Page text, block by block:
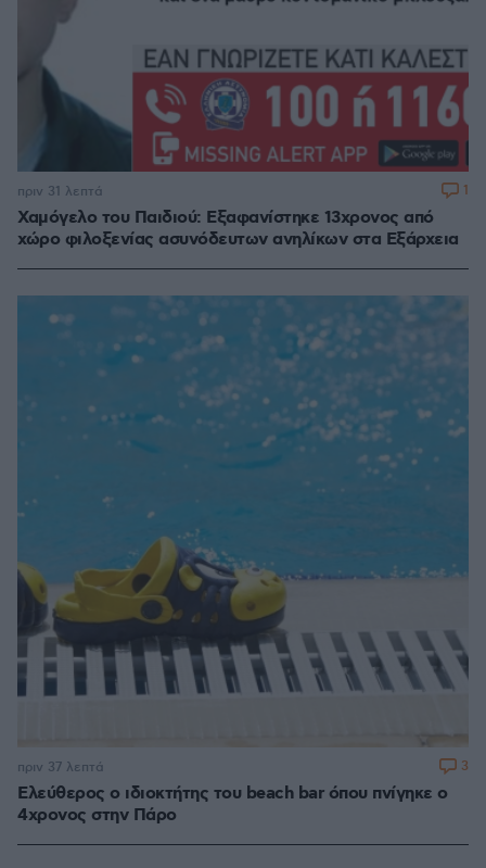
Χαμόγελο του Παιδιού: Εξαφανίστηκε 13χρονος από
χώρο φιλοξενίας ασυνόδευτων ανηλίκων στα Εξάρχεια
πριν 31 λεπτά 1
Ελεύθερος ο ιδιοκτήτης του beach bar όπου πνίγηκε ο
4χρονος στην Πάρο
πριν 37 λεπτά 3